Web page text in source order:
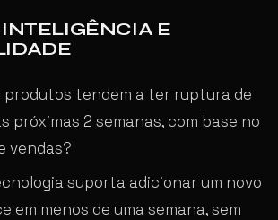
E
produtos tendem a ter ruptura de
próximas 2 semanas, com base no
vendas?
suporta adicionar um novo
em menos de uma semana, sem